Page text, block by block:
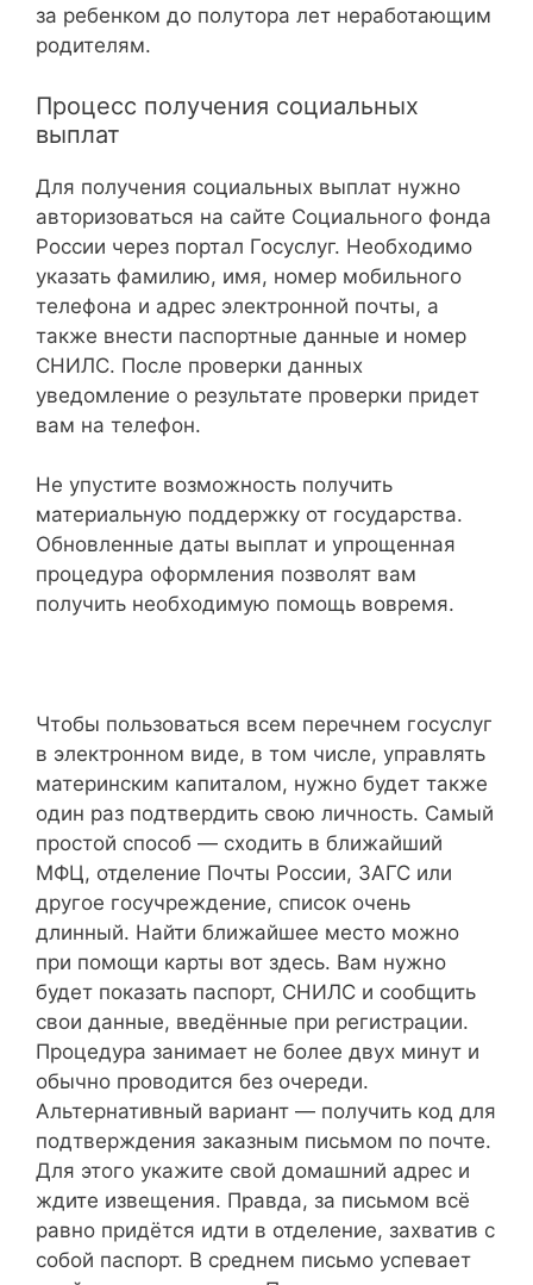
за ребенком до полутора лет неработающим
родителям.
Процесс получения социальных
выплат
Для получения социальных выплат нужно
авторизоваться на сайте Социального фонда
России через портал Госуслуг. Необходимо
указать фамилию, имя, номер мобильного
телефона и адрес электронной почты, а
также внести паспортные данные и номер
СНИЛС. После проверки данных
уведомление о результате проверки придет
вам на телефон.
Не упустите возможность получить
материальную поддержку от государства.
Обновленные даты выплат и упрощенная
процедура оформления позволят вам
получить необходимую помощь вовремя.
Чтобы пользоваться всем перечнем госуслуг
в электронном виде, в том числе, управлять
материнским капиталом, нужно будет также
один раз подтвердить свою личность. Самый
простой способ — сходить в ближайший
МФЦ, отделение Почты России, ЗАГС или
другое госучреждение, список очень
длинный. Найти ближайшее место можно
при помощи карты вот здесь. Вам нужно
будет показать паспорт, СНИЛС и сообщить
свои данные, введённые при регистрации.
Процедура занимает не более двух минут и
обычно проводится без очереди.
Альтернативный вариант — получить код для
подтверждения заказным письмом по почте.
Для этого укажите свой домашний адрес и
ждите извещения. Правда, за письмом всё
равно придётся идти в отделение, захватив с
собой паспорт. В среднем письмо успевает